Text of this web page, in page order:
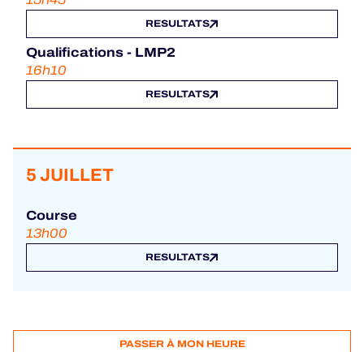
RESULTATS
Qualifications - LMP2
16h10
RESULTATS
5 JUILLET
Course
13h00
RESULTATS
PASSER À MON HEURE